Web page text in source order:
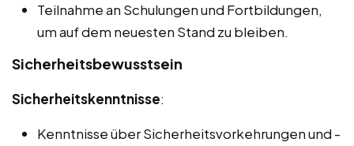
Teilnahme an Schulungen und Fortbildungen,
um auf dem neuesten Stand zu bleiben.
Sicherheitsbewusstsein
Sicherheitskenntnisse:
Kenntnisse über Sicherheitsvorkehrungen und -